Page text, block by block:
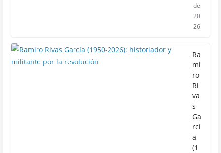
de
20
26
Ra
mi
ro
Ri
va
s
Ga
rcí
a
(1